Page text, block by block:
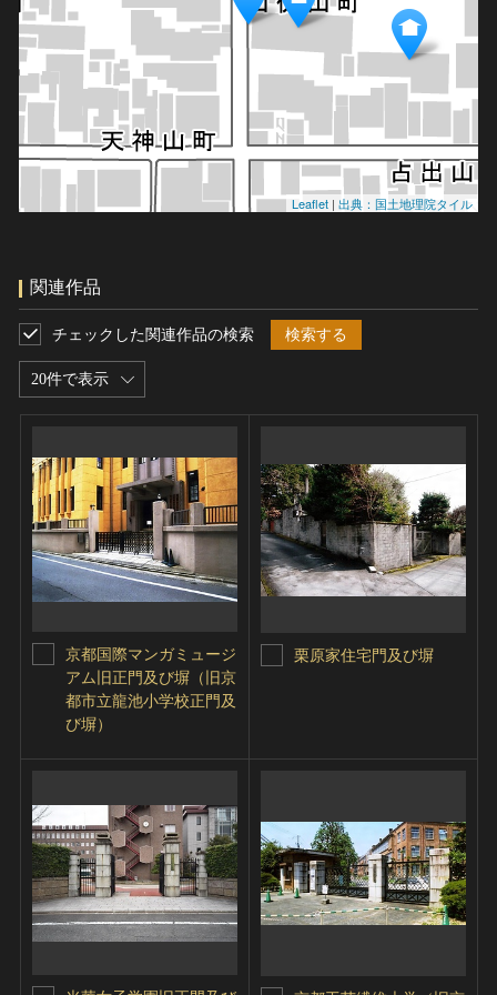
Leaflet | 出典：国土地理院タイル
関連作品
20件で表示
チェックした関連作品の検索 検索する
京都国際マンガミュージ
アム旧正門及び塀（旧京
都市立龍池小学校正門及
び塀）
栗原家住宅門及び塀